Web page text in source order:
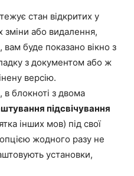
стан відкритих у
зміни або видалення,
вам буде показано вікно з
з документом або ж
версію.
в блокноті з двома
підсвічування
інших мов) під свої
жодного разу не
установки,